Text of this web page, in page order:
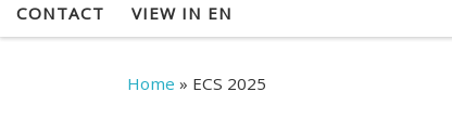
CONTACT VIEW IN EN
Home » ECS 2025